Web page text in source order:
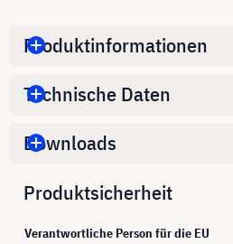
Produktinformationen
Technische Daten
Downloads
Produktsicherheit
Verantwortliche Person für die EU